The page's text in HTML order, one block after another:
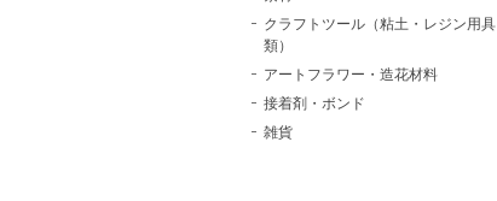
クラフトツール（粘土・レジン用具
類）
アートフラワー・造花材料
接着剤・ボンド
雑貨